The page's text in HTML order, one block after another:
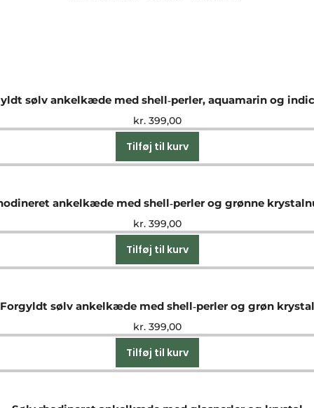
sølv ankelkæde med shell‑perler, aquamarin og
kr.399,00
Tilføj til kurv
ankelkæde med shell‑perler og grønne
kr.399,00
Tilføj til kurv
Forgyldt sølv ankelkæde med shell‑perler og grøn krystal
kr.399,00
Tilføj til kurv